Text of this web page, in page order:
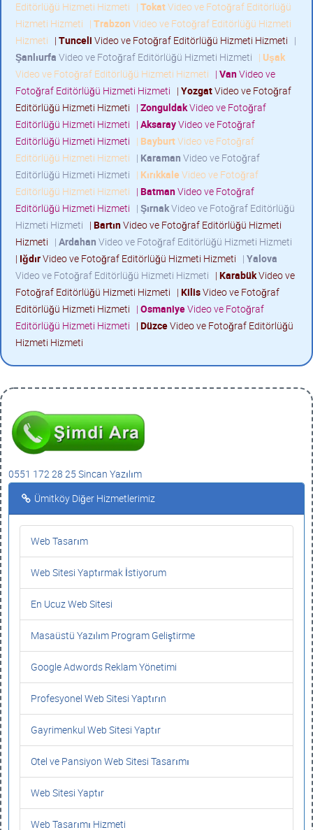
Editörlüğü Hizmeti Hizmeti | TokatVideo ve Fotoğraf Editörlüğü
Hizmeti Hizmeti | Trabzon Video ve Fotoğraf Editörlüğü Hizmeti
Hizmeti | Tunceli Video ve Fotoğraf Editörlüğü Hizmeti Hizmeti |
Şanlıurfa Video ve Fotoğraf Editörlüğü Hizmeti Hizmeti | Uşak
Video ve Fotoğraf Editörlüğü Hizmeti Hizmeti | VanVideo ve
Fotoğraf Editörlüğü Hizmeti Hizmeti | YozgatVideo ve Fotoğraf
Editörlüğü Hizmeti Hizmeti | ZonguldakVideo ve Fotoğraf
Editörlüğü Hizmeti Hizmeti | AksarayVideo ve Fotoğraf
Editörlüğü Hizmeti Hizmeti | BayburtVideo ve Fotoğraf
Editörlüğü Hizmeti Hizmeti | Karaman Video ve Fotoğraf
Editörlüğü Hizmeti Hizmeti | Kırıkkale Video ve Fotoğraf
Editörlüğü Hizmeti Hizmeti | BatmanVideo ve Fotoğraf
Editörlüğü Hizmeti Hizmeti | ŞırnakVideo ve Fotoğraf Editörlüğü
Hizmeti Hizmeti | BartınVideo ve Fotoğraf Editörlüğü Hizmeti
Hizmeti | Ardahan Video ve Fotoğraf Editörlüğü Hizmeti Hizmeti
| IğdırVideo ve Fotoğraf Editörlüğü Hizmeti Hizmeti | Yalova
Video ve Fotoğraf Editörlüğü Hizmeti Hizmeti | KarabükVideo ve
Fotoğraf Editörlüğü Hizmeti Hizmeti | KilisVideo ve Fotoğraf
Editörlüğü Hizmeti Hizmeti | OsmaniyeVideo ve Fotoğraf
Editörlüğü Hizmeti Hizmeti | DüzceVideo ve Fotoğraf Editörlüğü
Hizmeti Hizmeti
0551 172 28 25 Sincan Yazılım
Ümitköy Diğer Hizmetlerimiz
Web Tasarım
Web Sitesi Yaptırmak İstiyorum
En Ucuz Web Sitesi
Masaüstü Yazılım Program Geliştirme
Google Adwords Reklam Yönetimi
Profesyonel Web Sitesi Yaptırın
Gayrimenkul Web Sitesi Yaptır
Otel ve Pansiyon Web Sitesi Tasarımı
Web Sitesi Yaptır
Web Tasarımı Hizmeti